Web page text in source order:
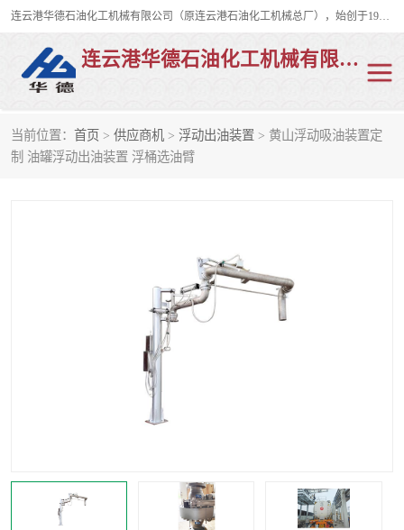
连云港华德石油化工机械有限公司（原连云港石油化工机械总厂），始创于1982年，是从事码头船用流体装卸臂、陆用流体装卸臂（鹤管）、活动梯、钢构平台、定量装车系统等全系列流体装卸设备的设计、制造、销售以及服务的专业供应商。
连云港华德石油化工机械有限公司
当前位置： 首页 > 供应商机 > 浮动出油装置 > 黄山浮动吸油装置定
制 油罐浮动出油装置 浮桶选油臂
陆用流体装卸臂
卸车鹤管
紧急脱离干式接头
浮动出油装置